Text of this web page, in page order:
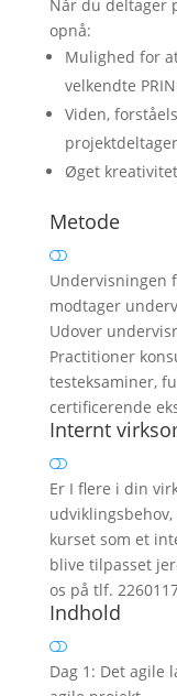
Når du deltager
opnå:
Mulighed for
velkendte
Viden,
Øget
Metode
Undervisningen
modtager
Udover
Practitioner
testeksaminer,
certificerende
Internt
Er I flere i din
kurset som et
blive tilpasset
os på tlf.
Indhold
Dag 1: Det agile